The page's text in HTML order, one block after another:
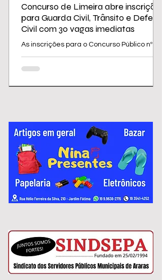
Concurso de Limeira abre inscrições
para Guarda Civil, Trânsito e Defesa
Civil com 30 vagas imediatas
As inscrições para o Concurso Público nº
02/2026 da Prefeitura de Limeira
começam nesta sexta-feira (31) e seguem
vagas imediatas, além de cadastro
variam de R$ 2.967,51 a R$ 3.306,26.